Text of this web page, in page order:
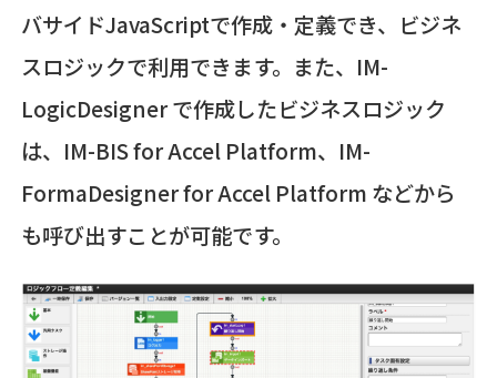
バサイドJavaScriptで作成・定義でき、ビジネ
スロジックで利用できます。また、IM-
LogicDesigner で作成したビジネスロジック
は、IM-BIS for Accel Platform、IM-
FormaDesigner for Accel Platform などから
も呼び出すことが可能です。